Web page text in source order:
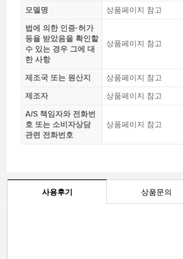
모델명 상품페이지 참고
법에 의한 인증·허가
등을 받았음을 확인할
수 있는 경우 그에 대
한 사항
상품페이지 참고
제조국 또는 원산지 상품페이지 참고
제조자 상품페이지 참고
A/S 책임자와 전화번
호 또는 소비자상담
관련 전화번호
상품페이지 참고
사용후기 상품문의